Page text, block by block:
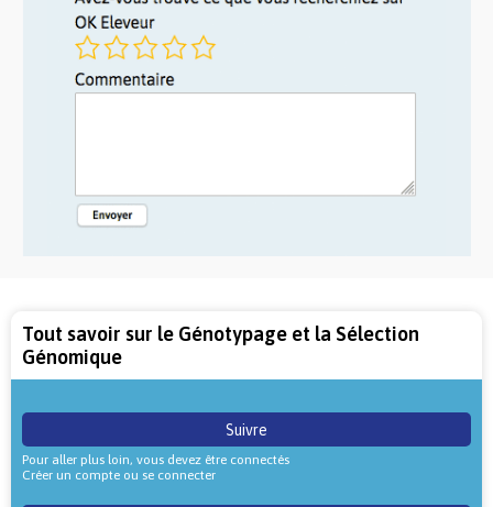
Tout savoir sur le Génotypage et la Sélection
Génomique
Suivre
Pour aller plus loin, vous devez être connectés
Créer un compte ou se connecter